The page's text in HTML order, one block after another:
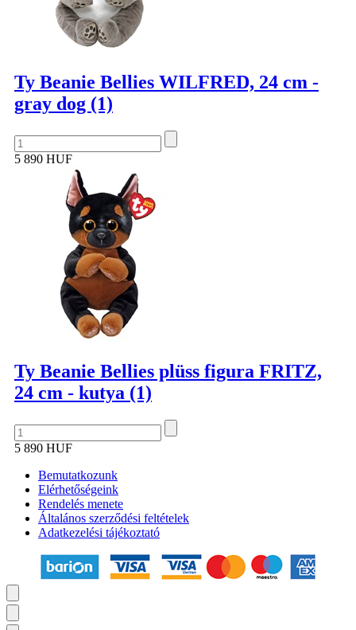
Ty Beanie Bellies WILFRED, 24 cm -
gray dog (1)
5 890 HUF
Ty Beanie Bellies plüss figura FRITZ,
24 cm - kutya (1)
5 890 HUF
Bemutatkozunk
Elérhetőségeink
Rendelés menete
Általános szerződési feltételek
Adatkezelési tájékoztató